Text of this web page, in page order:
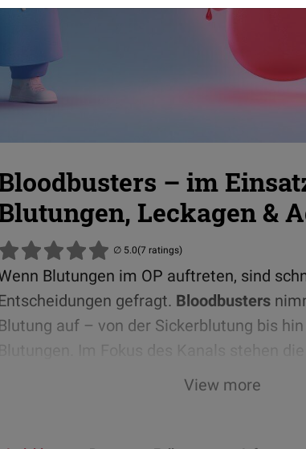
– im
Leckagen &
(7 ratings)
Blutungen im OP auftreten, sind
gefragt. Bloodbusters
Blutung auf – von der Sickerblutung bis
Blutungen. Im Fokus des Kanals stehen die
Versiegelung
View more